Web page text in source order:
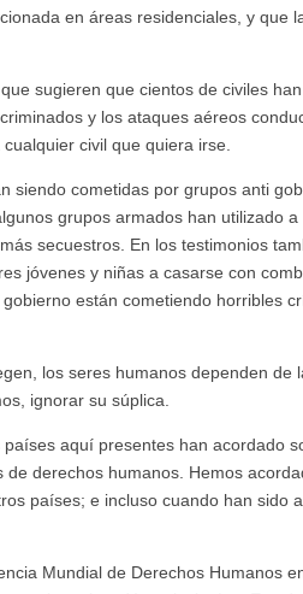
en áreas residenciales, y que
sugieren que cientos de civiles
y los ataques aéreos
civil que quiera irse.
siendo cometidas por grupos anti
grupos armados han utilizado
secuestros. En los testimonios
jóvenes y niñas a casarse con
están cometiendo horribles
los seres humanos dependen de
ignorar su súplica.
aquí presentes han acordado
derechos humanos. Hemos
países; e incluso cuando han sido
Mundial de Derechos Humanos